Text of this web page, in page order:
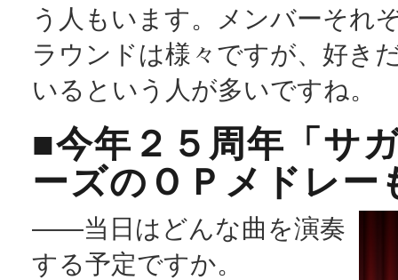
う人もいます。メンバーそれ
ラウンドは様々ですが、好き
いるという人が多いですね。
■今年２５周年「サ
ーズのＯＰメドレー
――当日はどんな曲を演奏
する予定ですか。